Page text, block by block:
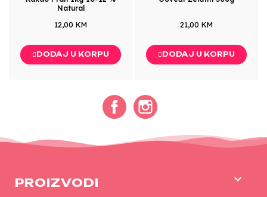
Natural
12,00 KM
DODAJ U KORPU
21,00 KM
DODAJ U KORPU
Facebook
PROIZVODI 